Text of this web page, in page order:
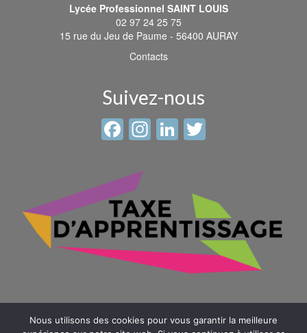
Lycée Professionnel SAINT LOUIS
02 97 24 25 75
15 rue du Jeu de Paume - 56400 AURAY
Contacts
Suivez-nous
Facebook
Instagram
LinkedIn
Nous utilisons des cookies pour vous garantir la meilleure